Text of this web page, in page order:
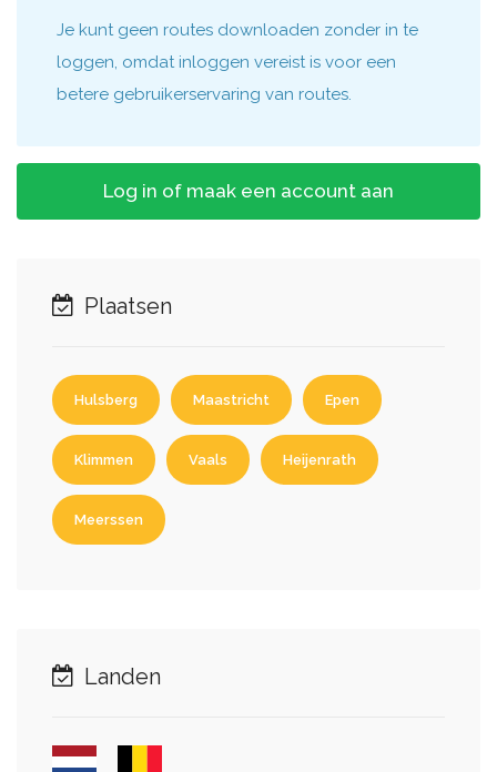
Je kunt geen routes downloaden zonder in te
loggen, omdat inloggen vereist is voor een
betere gebruikerservaring van routes.
Log in of maak een account aan
Plaatsen
Hulsberg Maastricht Epen
Klimmen Vaals Heijenrath
Meerssen
Landen